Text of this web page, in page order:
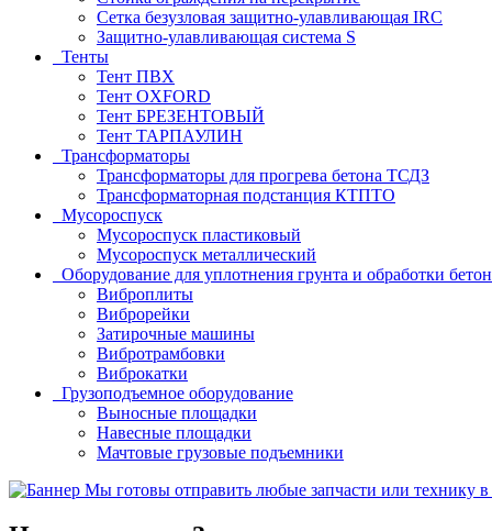
Сетка безузловая защитно-улавливающая IRC
Защитно-улавливающая система S
Тенты
Тент ПВХ
Тент OXFORD
Тент БРЕЗЕНТОВЫЙ
Тент ТАРПАУЛИН
Трансформаторы
Трансформаторы для прогрева бетона ТСДЗ
Трансформаторная подстанция КТПТО
Мусороспуск
Мусороспуск пластиковый
Мусороспуск металлический
Оборудование для уплотнения грунта и обработки
Виброплиты
Виброрейки
Затирочные машины
Вибротрамбовки
Виброкатки
Грузоподъемное оборудование
Выносные площадки
Навесные площадки
Мачтовые грузовые подъемники
Мы готовы отправить любые запчасти или технику